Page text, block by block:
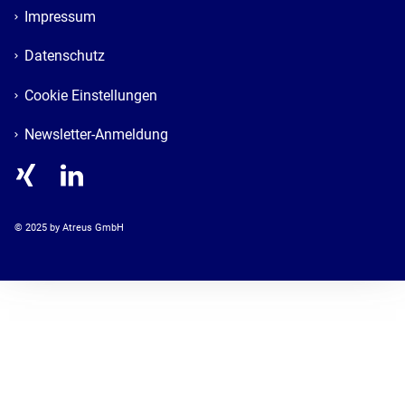
Impressum
Datenschutz
Cookie Einstellungen
Newsletter-Anmeldung
© 2025 by Atreus GmbH